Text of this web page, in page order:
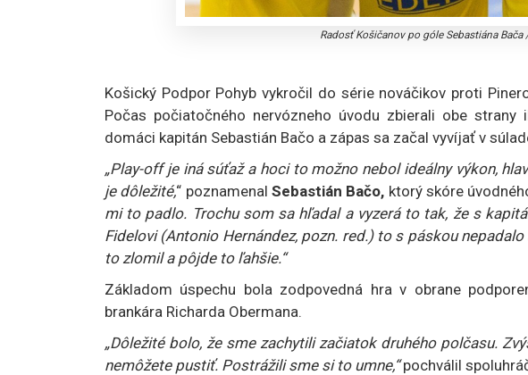
Radosť Košičanov po góle Sebastiána Bača
Košický Podpor Pohyb vykročil do série nováčikov proti
Počas počiatočného nervózneho úvodu zbierali obe
domáci kapitán Sebastián Bačo a zápas sa začal vyvíjať v
„Play-off je iná súťaž a hoci to možno nebol ideálny výkon,
je dôležité,“ poznamenal Sebastián Bačo, ktorý skóre
mi to padlo. Trochu som sa hľadal a vyzerá to tak, že s
Fidelovi (Antonio Hernández, pozn. red.) to s páskou
to zlomil a pôjde to ľahšie.“
Základom úspechu bola zodpovedná hra v obrane
brankára Richarda Obermana.
„Dôležité bolo, že sme zachytili začiatok druhého polčasu.
nemôžete pustiť. Postrážili sme si to umne,“pochválil